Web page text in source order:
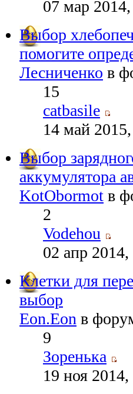
07 мар
Выбор
помогите
Лесниченко в
15
catbasile
14 май
Выбор
аккумулятора
KotObormot в
2
Vodehou
02 апр
Клетки для
выбор
Eon.Eon в
9
Зоренька
19 ноя